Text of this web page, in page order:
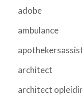
adobe
ambulance
architect
architect